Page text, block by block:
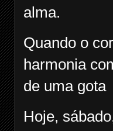
alma.
Quando o
harmonia
de uma gota
Hoje,